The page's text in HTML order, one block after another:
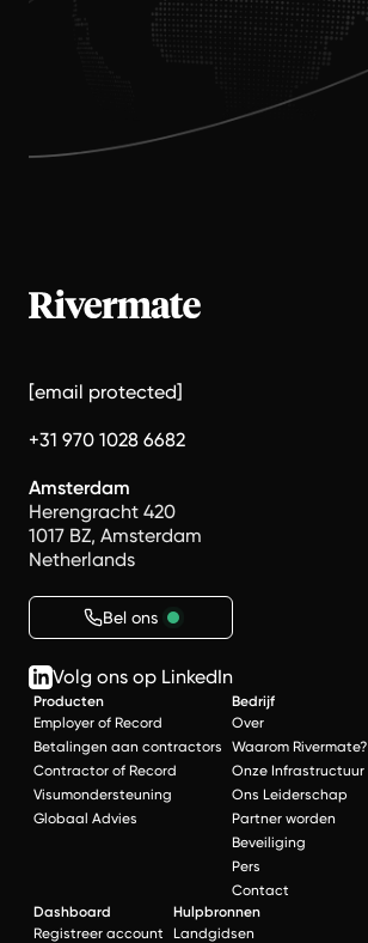
[email protected]
+31 970 1028 6682
Amsterdam
Herengracht 420
1017 BZ, Amsterdam
Netherlands
Bel ons
Volg ons op LinkedIn
Producten
Employer of Record
Betalingen aan contractors
Contractor of Record
Visumondersteuning
Globaal Advies
Bedrijf
Over
Waarom Rivermate?
Onze Infrastructuur
Ons Leiderschap
Partner worden
Beveiliging
Pers
Contact
Dashboard
Registreer account
Hulpbronnen
Landgidsen